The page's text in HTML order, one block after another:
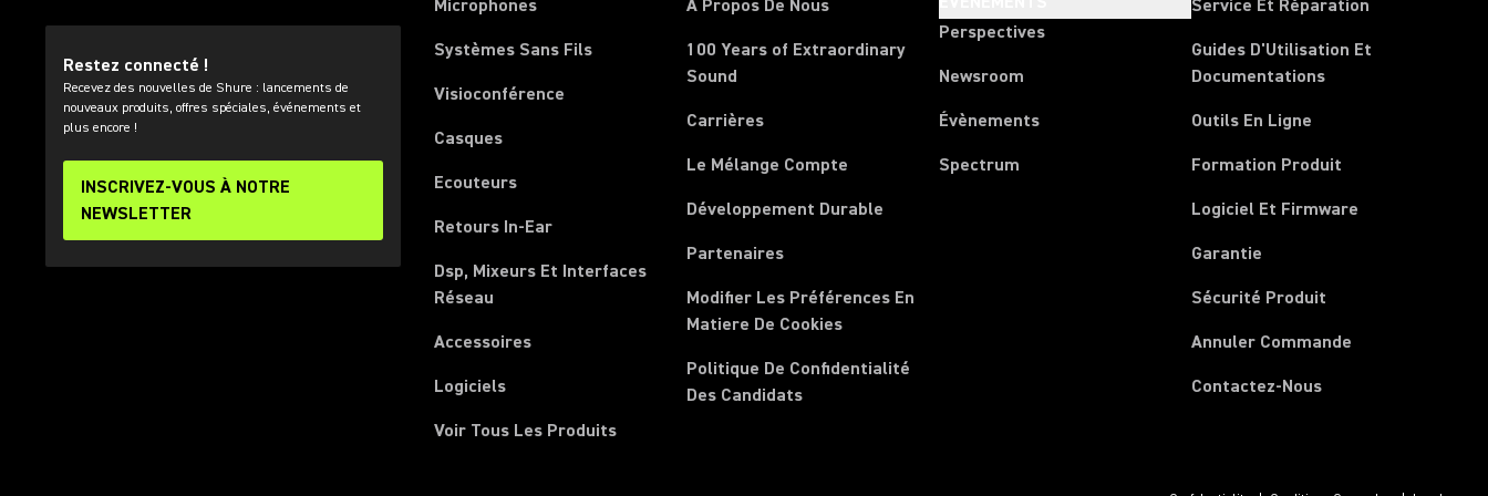
Restez connecté !
Recevez des nouvelles de Shure : lancements de
nouveaux produits, offres spéciales, événements et
plus encore !
INSCRIVEZ-VOUS À NOTRE
NEWSLETTER
Microphones
Systèmes Sans Fils
Visioconférence
Casques
Ecouteurs
Retours In-Ear
Dsp, Mixeurs Et Interfaces
Réseau
Accessoires
Logiciels
Voir Tous Les Produits
À Propos De Nous
100 Years of Extraordinary
Sound
Carrières
Le Mélange Compte
Développement Durable
Partenaires
Modifier Les Préférences En
Matiere De Cookies
Politique De Confidentialité
Des Candidats
Perspectives
Newsroom
Évènements
Spectrum
Service Et Réparation
Guides D'Utilisation Et
Documentations
Outils En Ligne
Formation Produit
Logiciel Et Firmware
Garantie
Sécurité Produit
Annuler Commande
Contactez-Nous